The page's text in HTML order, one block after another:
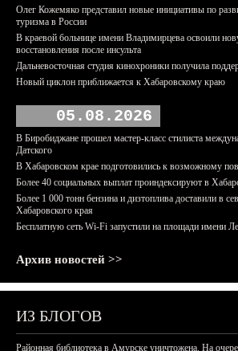
Олег Кожемяко представил новые инициативы по
туризма в России
В краевой больнице имени Владимирцева освоили
восстановления после инсульта
Дальневосточная студия кинохроники получила
Новый циклон приближается к Хабаровскому краю
05.08.2026
В Биробиджане прошел мастер-класс стилиста
Датского
В Хабаровском крае подготовились к возможному
Более 40 социальных выплат проиндексируют в
Более 1 000 тонн бензина и дизтоплива доставили в
Хабаровского края
Бесплатную сеть Wi-Fi запустили на площади имени
Архив новостей >>
ИЗ БЛОГОВ
Районная библиотека в Амурске уничтожена. На